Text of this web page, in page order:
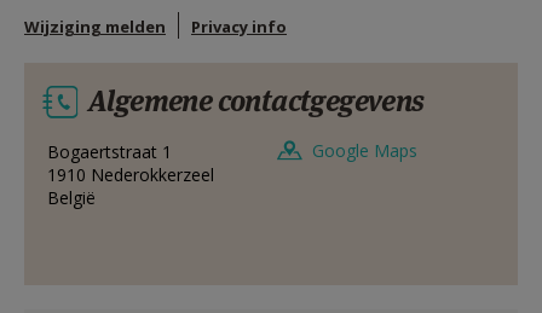
HULP
MIJN PAROCHIE
AANMELDEN OF REGISTREREN
Wijziging melden Privacy info
Algemene contactgegevens
Bogaertstraat 1
1910 Nederokkerzeel
België
Google Maps